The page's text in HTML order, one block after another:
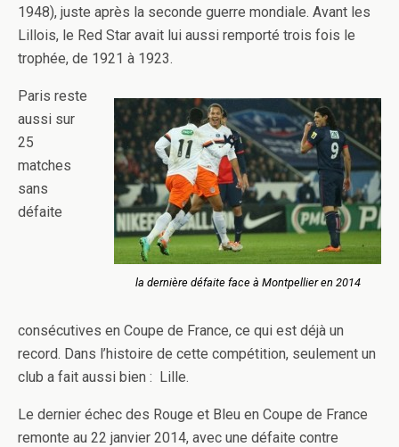
1948), juste après la seconde guerre mondiale. Avant les
Lillois, le Red Star avait lui aussi remporté trois fois le
trophée, de 1921 à 1923.
la dernière défaite face à Montpellier en 2014
Paris reste
aussi sur
25
matches
sans
défaite
consécutives en Coupe de France, ce qui est déjà un
record. Dans l’histoire de cette compétition, seulement un
club a fait aussi bien : Lille.
Le dernier échec des Rouge et Bleu en Coupe de France
remonte au 22 janvier 2014, avec une défaite contre